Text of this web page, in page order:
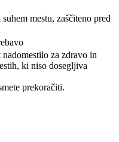
mestu, zaščiteno pred
za zdravo in
ki niso dosegljiva
prekoračiti.